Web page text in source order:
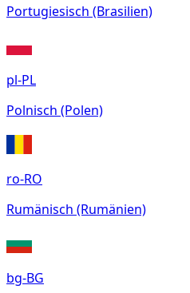
Portugiesisch (Brasilien)
pl-PL
Polnisch (Polen)
ro-RO
Rumänisch (Rumänien)
bg-BG